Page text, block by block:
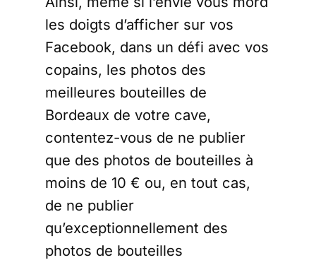
les doigts d’afficher sur vos
Facebook, dans un défi avec vos
copains, les photos des
meilleures bouteilles de
Bordeaux de votre cave,
contentez-vous de ne publier
que des photos de bouteilles à
moins de 10 € ou, en tout cas,
de ne publier
qu’exceptionnellement des
photos de bouteilles